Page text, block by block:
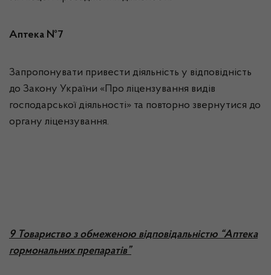
Аптека №7
Запропонувати привести діяльність у відповідність
до Закону України «Про ліцензування видів
господарської діяльності» та повторно звернутися до
органу ліцензування.
9 Товариство з обмеженою відповідальністю “Аптека
гормональних препаратів”